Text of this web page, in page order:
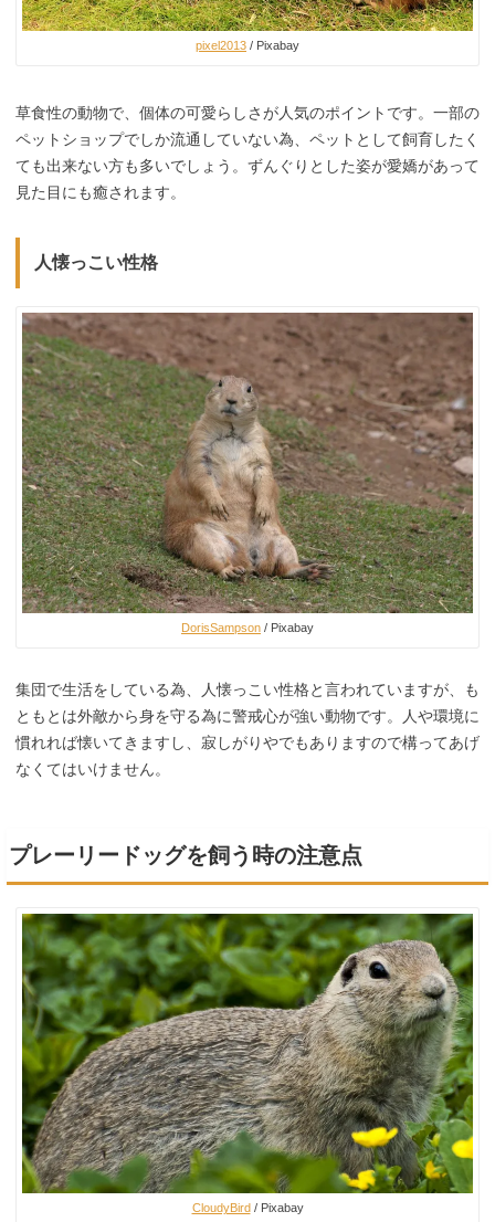
pixel2013 / Pixabay
草食性の動物で、個体の可愛らしさが人気のポイントです。一部の
ペットショップでしか流通していない為、ペットとして飼育したく
ても出来ない方も多いでしょう。ずんぐりとした姿が愛嬌があって
見た目にも癒されます。
人懐っこい性格
DorisSampson / Pixabay
集団で生活をしている為、人懐っこい性格と言われていますが、も
ともとは外敵から身を守る為に警戒心が強い動物です。人や環境に
慣れれば懐いてきますし、寂しがりやでもありますので構ってあげ
なくてはいけません。
プレーリードッグを飼う時の注意点
CloudyBird/ Pixabay